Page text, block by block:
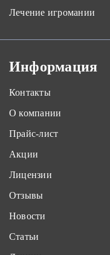
Лечение игромании
Информация
Контакты
О компании
Прайс-лист
Акции
Лицензии
Отзывы
Новости
Статьи